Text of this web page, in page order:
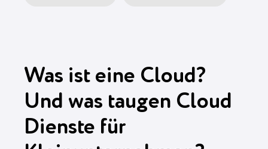
Was ist eine Cloud?
Und was taugen Cloud
Dienste für